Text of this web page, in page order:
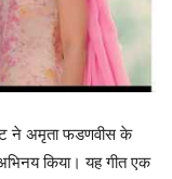
ने अमृता फडणवीस के
किया। यह गीत एक